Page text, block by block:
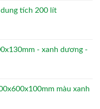
tích 200 lít
- xanh dương -
màu xanh